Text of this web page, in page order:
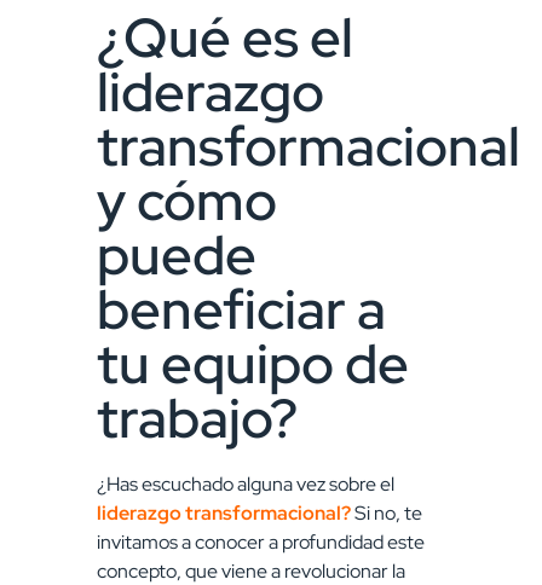
¿Qué es el
liderazgo
transformacional
y cómo
puede
beneficiar a
tu equipo de
trabajo?
¿Has escuchado alguna vez sobre el
liderazgo transformacional?Si no, te
invitamos a conocer a profundidad este
concepto, que viene a revolucionar la